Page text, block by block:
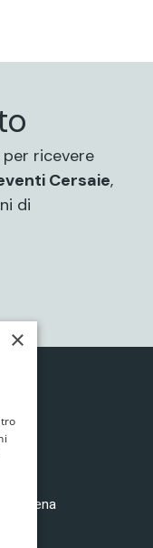
ricevere
Cersaie,
di
×